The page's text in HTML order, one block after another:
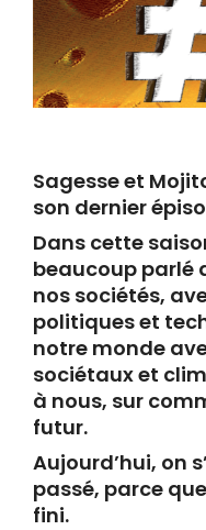
Sagesse et
son dernier
Dans cette
beaucoup parlé
nos sociétés,
politiques et
notre monde
sociétaux et
à nous, sur
futur.
Aujourd’hui, on
passé, parce
fini.